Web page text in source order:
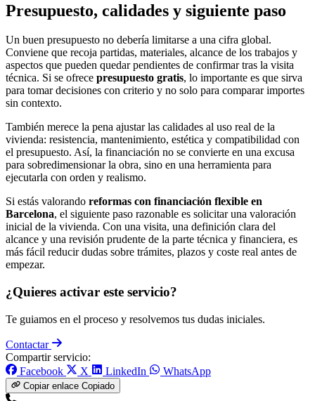
Presupuesto, calidades y siguiente paso
Un buen presupuesto no debería limitarse a una cifra global.
Conviene que recoja partidas, materiales, alcance de los trabajos y
aspectos que pueden quedar pendientes de confirmar tras la visita
técnica. Si se ofrece presupuesto gratis, lo importante es que sirva
para tomar decisiones con criterio y no solo para comparar importes
sin contexto.
También merece la pena ajustar las calidades al uso real de la
vivienda: resistencia, mantenimiento, estética y compatibilidad con
el presupuesto. Así, la financiación no se convierte en una excusa
para sobredimensionar la obra, sino en una herramienta para
ejecutarla con orden y realismo.
Si estás valorando reformas con financiación flexible en
Barcelona, el siguiente paso razonable es solicitar una valoración
inicial de la vivienda. Con una visita, una definición clara del
alcance y una revisión prudente de la parte técnica y financiera, es
más fácil reducir dudas sobre trámites, plazos y coste real antes de
empezar.
¿Quieres activar este servicio?
Te guiamos en el proceso y resolvemos tus dudas iniciales.
Contactar
Compartir servicio:
Facebook
X LinkedIn WhatsApp
Copiar enlace Copiado